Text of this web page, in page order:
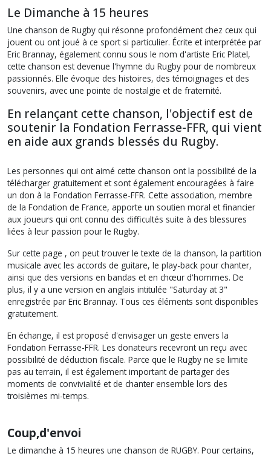
Le Dimanche à 15 heures
Une chanson de Rugby qui résonne profondément chez ceux qui
jouent ou ont joué à ce sport si particulier. Écrite et interprétée par
Eric Brannay, également connu sous le nom d'artiste Eric Platel,
cette chanson est devenue l'hymne du Rugby pour de nombreux
passionnés. Elle évoque des histoires, des témoignages et des
souvenirs, avec une pointe de nostalgie et de fraternité.
En relançant cette chanson, l'objectif est de
soutenir la Fondation Ferrasse-FFR, qui vient
en aide aux grands blessés du Rugby.
Les personnes qui ont aimé cette chanson ont la possibilité de la
télécharger gratuitement et sont également encouragées à faire
un don à la Fondation Ferrasse-FFR. Cette association, membre
de la Fondation de France, apporte un soutien moral et financier
aux joueurs qui ont connu des difficultés suite à des blessures
liées à leur passion pour le Rugby.
Sur cette page , on peut trouver le texte de la chanson, la partition
musicale avec les accords de guitare, le play-back pour chanter,
ainsi que des versions en bandas et en chœur d'hommes. De
plus, il y a une version en anglais intitulée "Saturday at 3"
enregistrée par Eric Brannay. Tous ces éléments sont disponibles
gratuitement.
En échange, il est proposé d'envisager un geste envers la
Fondation Ferrasse-FFR. Les donateurs recevront un reçu avec
possibilité de déduction fiscale. Parce que le Rugby ne se limite
pas au terrain, il est également important de partager des
moments de convivialité et de chanter ensemble lors des
troisièmes mi-temps.
Coup,d'envoi
Le dimanche à 15 heures une chanson de RUGBY. Pour certains,